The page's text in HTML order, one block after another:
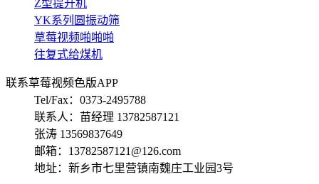
Z型提升机
YK系列圆振动筛
草莓视频啪啪啪
往复式给煤机
联系草莓视频色版APP
Tel/Fax：0373-2495788
联系人：苗经理 13782587121
张涛 13569837649
邮箱：13782587121@126.com
地址：新乡市七里营镇南魏庄工业园3号